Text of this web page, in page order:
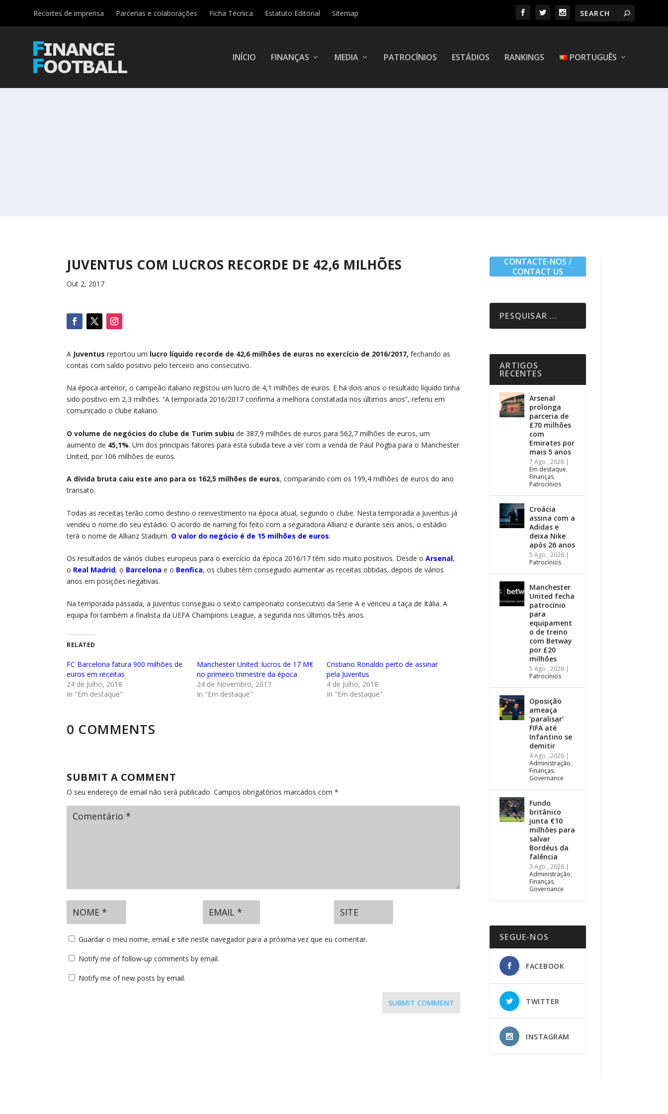
Recortes de imprensa Parcerias e colaborações Ficha Técnica Estatuto Editorial Sitemap
INÍCIO FINANÇAS MEDIA PATROCÍNIOS ESTÁDIOS RANKINGS PORTUGUÊS
JUVENTUS COM LUCROS RECORDE DE 42,6 MILHÕES
Out 2, 2017
A Juventus reportou um lucro líquido recorde de 42,6 milhões de euros no exercício de 2016/2017,fechando as
contas com saldo positivo pelo terceiro ano consecutivo.
Na época anterior, o campeão italiano registou um lucro de 4,1 milhões de euros. E há dois anos o resultado líquido tinha
sido positivo em 2,3 milhões. “A temporada 2016/2017 confirma a melhora constatada nos últimos anos”, referiu em
comunicado o clube italiano.
O volume de negócios do clube de Turim subiu de 387,9 milhões de euros para 562,7 milhões de euros, um
aumento de 45,1%. Um dos principais fatores para esta subida teve a ver com a venda de Paul Pogba para o Manchester
United, por 106 milhões de euros.
A dívida bruta caiu este ano para os 162,5 milhões de euros, comparando com os 199,4 milhões de euros do ano
transato.
Todas as receitas terão como destino o reinvestimento na época atual, segundo o clube. Nesta temporada a Juventus já
vendeu o nome do seu estádio. O acordo de naming foi feito com a seguradora Allianz e durante seis anos, o estádio
terá o nome de Allianz Stadium. O valor do negócio é de 15 milhões de euros.
Os resultados de vários clubes europeus para o exercício da época 2016/17 têm sido muito positivos. Desde oArsenal,
o Real Madrid, o Barcelona e o Benfica, os clubes têm conseguido aumentar as receitas obtidas, depois de vários
anos em posições negativas.
Na temporada passada, a Juventus conseguiu o sexto campeonato consecutivo da Serie A e venceu a taça de Itália. A
equipa foi também a finalista da UEFA Champions League, a segunda nos últimos três anos.
RELATED
FC Barcelona fatura 900 milhões de
euros em receitas
24 de Julho, 2018
In "Em destaque"
Manchester United: lucros de 17 M€
no primeiro trimestre da época
24 de Novembro, 2017
In "Em destaque"
Cristiano Ronaldo perto de assinar
pela Juventus
4 de Julho, 2018
In "Em destaque"
0 COMMENTS
SUBMIT A COMMENT
O seu endereço de email não será publicado. Campos obrigatórios marcados com*
Guardar o meu nome, email e site neste navegador para a próxima vez que eu comentar.
Notify me of follow-up comments by email.
Notify me of new posts by email.
SUBMIT COMMENT
CONTACTE-NOS /
CONTACT US
ARTIGOS
RECENTES
Arsenal
prolonga
parceria de
£70 milhões
com
Emirates por
mais 5 anos
7 Ago , 2026 |
Em destaque,
Finanças,
Patrocínios
Croácia
assina com a
Adidas e
deixa Nike
após 26 anos
5 Ago , 2026 |
Patrocínios
Manchester
United fecha
patrocínio
para
equipament
o de treino
com Betway
por £20
milhões
5 Ago , 2026 |
Patrocínios
Oposição
ameaça
‘paralisar’
FIFA até
Infantino se
demitir
4 Ago , 2026 |
Administração,
Finanças,
Governance
Fundo
britânico
junta €10
milhões para
salvar
Bordéus da
falência
3 Ago , 2026 |
Administração,
Finanças,
Governance
SEGUE-NOS
FACEBOOK
TWITTER
INSTAGRAM